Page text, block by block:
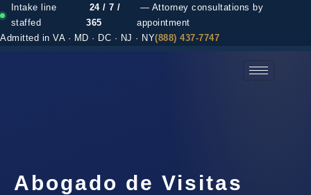
Intake line
staffed
24 / 7 /
365
— Attorney consultations by
appointment
Admitted in VA · MD · DC · NJ · NY(888) 437-7747
Abogado de Visitas